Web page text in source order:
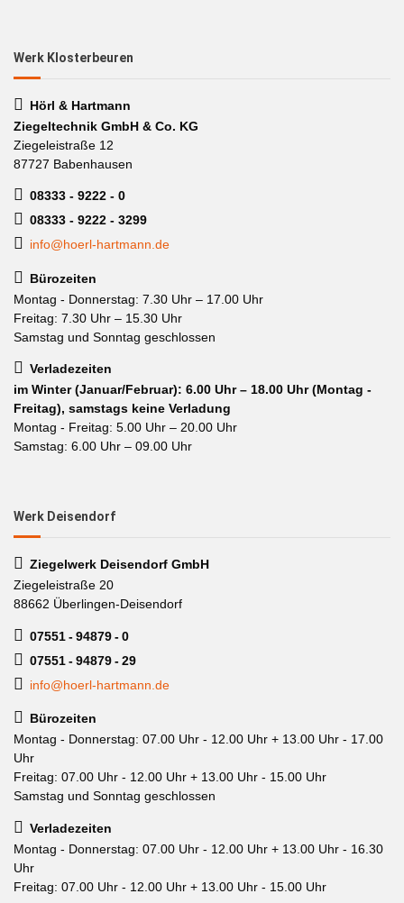
Werk Klosterbeuren
Hörl & Hartmann
Ziegeltechnik GmbH & Co. KG
Ziegeleistraße 12
87727 Babenhausen
08333 - 9222 - 0
08333 - 9222 - 3299
info@hoerl-hartmann.de
Bürozeiten
Montag - Donnerstag: 7.30 Uhr – 17.00 Uhr
Freitag: 7.30 Uhr – 15.30 Uhr
Samstag und Sonntag geschlossen
Verladezeiten
im Winter (Januar/Februar): 6.00 Uhr – 18.00 Uhr (Montag -
Freitag), samstags keine Verladung
Montag - Freitag: 5.00 Uhr – 20.00 Uhr
Samstag: 6.00 Uhr – 09.00 Uhr
Werk Deisendorf
Ziegelwerk Deisendorf GmbH
Ziegeleistraße 20
88662 Überlingen-Deisendorf
07551 - 94879 - 0
07551 - 94879 - 29
info@hoerl-hartmann.de
Bürozeiten
Montag - Donnerstag: 07.00 Uhr - 12.00 Uhr + 13.00 Uhr - 17.00
Uhr
Freitag: 07.00 Uhr - 12.00 Uhr + 13.00 Uhr - 15.00 Uhr
Samstag und Sonntag geschlossen
Verladezeiten
Montag - Donnerstag: 07.00 Uhr - 12.00 Uhr + 13.00 Uhr - 16.30
Uhr
Freitag: 07.00 Uhr - 12.00 Uhr + 13.00 Uhr - 15.00 Uhr